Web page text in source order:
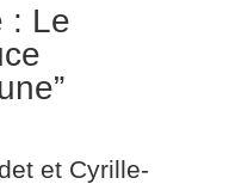
: Le
et Cyrille-